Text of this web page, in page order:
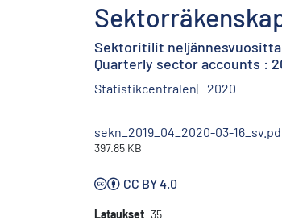
Sektoritilit
Quarterly sector accounts :
Statistikcentralen 2020
sekn_2019_04_2020-03-
397.85 KB
CC BY 4.0
Lataukset 35